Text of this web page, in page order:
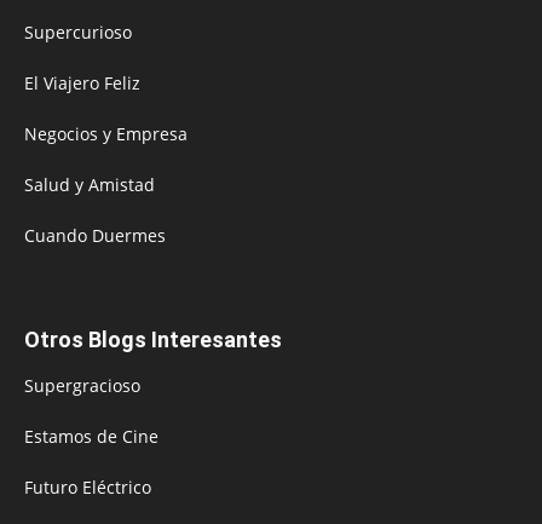
Supercurioso
El Viajero Feliz
Negocios y Empresa
Salud y Amistad
Cuando Duermes
Otros Blogs Interesantes
Supergracioso
Estamos de Cine
Futuro Eléctrico